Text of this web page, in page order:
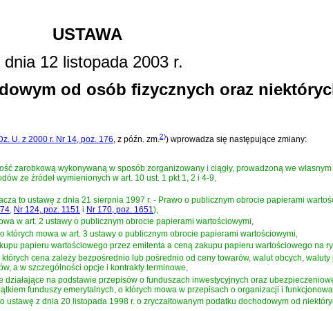
USTAWA
dnia 12 listopada 2003 r.
od osób fizycznych oraz
U. z 2000 r. Nr 14, poz. 176, z późn. zm.2)) wprowadza się następujące zmiany:
zarobkową wykonywaną w sposób zorganizowany i ciągły, prowadzoną we
ze źródeł wymienionych w art. 10 ust. 1 pkt 1, 2 i 4-9,
to ustawę z dnia 21 sierpnia 1997 r. - Prawo o publicznym obrocie papierami
Nr 124, poz. 1151 i Nr 170, poz. 1651 )
w art. 2 ustawy o publicznym obrocie papierami wartościowymi,
mowa w art. 3 ustawy o publicznym obrocie papierami wartościowymi,
papieru wartościowego przez emitenta a ceną zakupu papieru wartościowego na
cena zależy bezpośrednio lub pośrednio od ceny towarów, walut obcych,
a w szczególności opcje i kontrakty terminowe,
na podstawie przepisów o funduszach inwestycyjnych oraz
funduszy emerytalnych, o których mowa w przepisach o organizacji i
ustawę z dnia 20 listopada 1998 r. o zryczałtowanym podatku dochodowym od